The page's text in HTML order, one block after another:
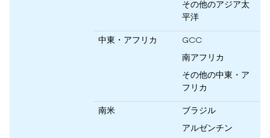
その他のアジア太
平洋
中東・アフリカ
GCC
南アフリカ
その他の中東・ア
フリカ
南米
ブラジル
アルゼンチン